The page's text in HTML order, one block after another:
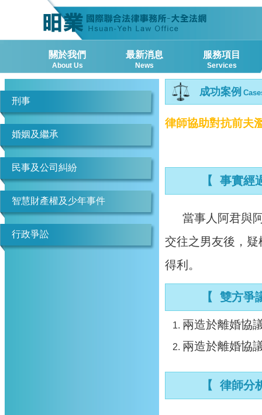
關於我們
About Us
最新消息
News
服務項目
Services
刑事
婚姻及繼承
民事及公司糾紛
智慧財產權及少年事件
行政爭訟
成功案例
律師協助對抗前夫
【 事實經
當事人阿君與
交往之男友後，
得利。
【 雙方爭
兩造於離婚協
兩造於離婚協
【 律師分